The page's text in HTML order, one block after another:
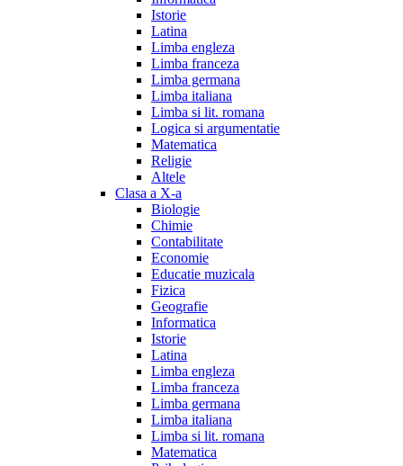
Istorie
Latina
Limba engleza
Limba franceza
Limba germana
Limba italiana
Limba si lit. romana
Logica si argumentatie
Matematica
Religie
Altele
Clasa a X-a
Biologie
Chimie
Contabilitate
Economie
Educatie muzicala
Fizica
Geografie
Informatica
Istorie
Latina
Limba engleza
Limba franceza
Limba germana
Limba italiana
Limba si lit. romana
Matematica